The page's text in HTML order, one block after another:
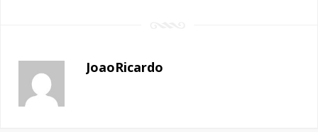
JoaoRicardo